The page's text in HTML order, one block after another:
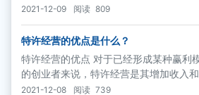
准化、以及提供的支持。（1）特许经营
2021-12-09 阅读 809
特许经营的优点是什么？
特许经营的优点 对于已经形成某种赢利
的创业者来说，特许经营是其增加收入
式。收入的增加来自特许权持有人支付
2021-12-08 阅读 739